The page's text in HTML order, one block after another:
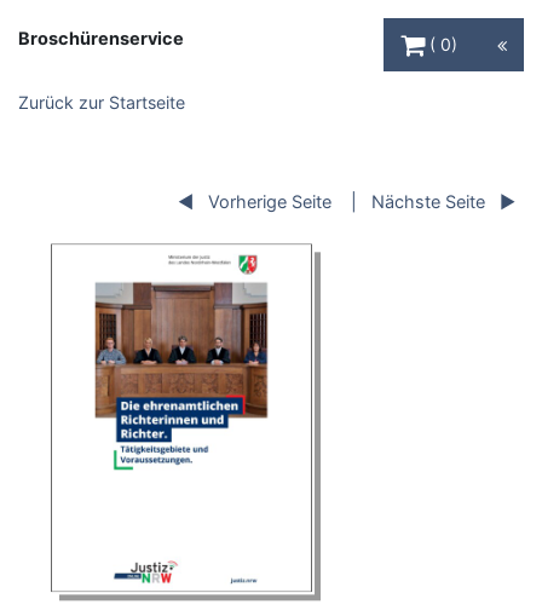
Broschürenservice
0
Zurück zur Startseite
Vorherige Seite Nächste Seite